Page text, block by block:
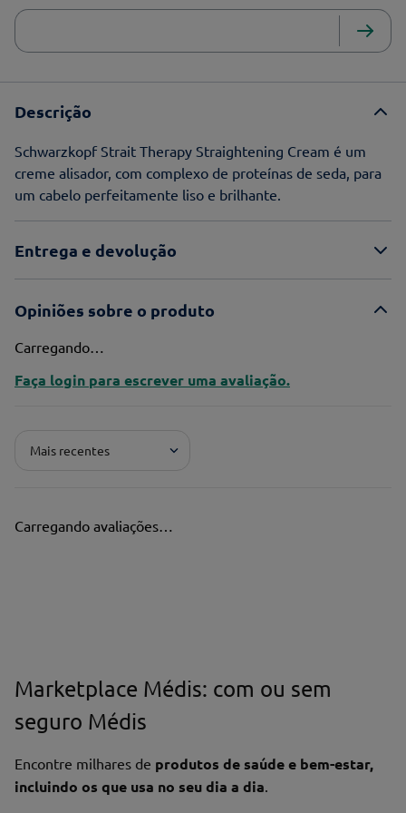
Descrição
Schwarzkopf Strait Therapy Straightening Cream é um
creme alisador, com complexo de proteínas de seda, para
um cabelo perfeitamente liso e brilhante.
Entrega e devolução
Opiniões sobre o produto
Carregando…
Faça login para escrever uma avaliação.
Mais recentes
Carregando avaliações…
Marketplace Médis: com ou sem
seguro Médis
Encontre milhares de produtos de saúde e bem-estar,
incluindo os que usa no seu dia a dia.